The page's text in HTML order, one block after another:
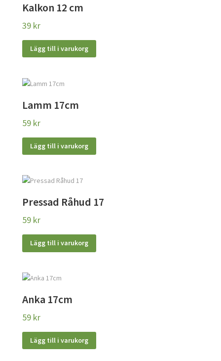
Kalkon 12 cm
39 kr
Lägg till i varukorg
Lamm 17cm
59 kr
Lägg till i varukorg
Pressad Råhud 17
59 kr
Lägg till i varukorg
Anka 17cm
59 kr
Lägg till i varukorg